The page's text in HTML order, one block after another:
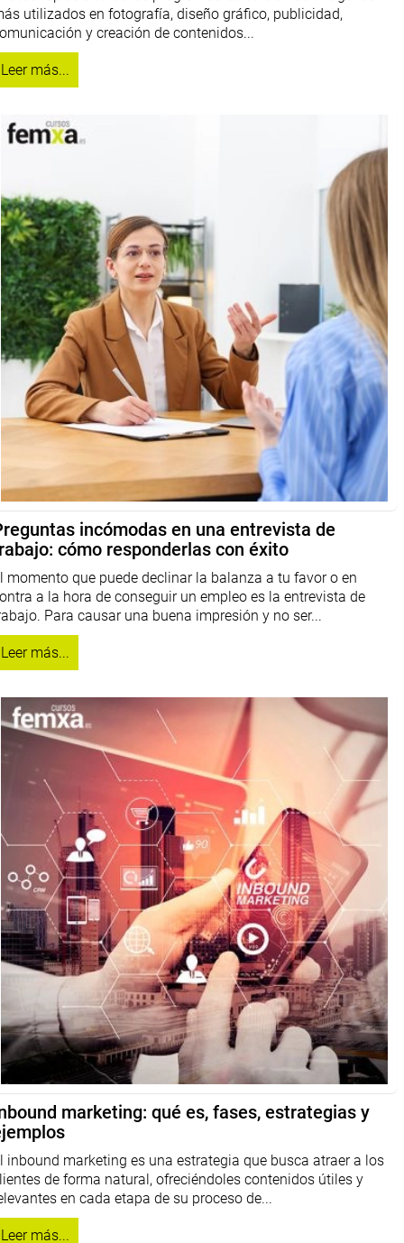
utilizados en fotografía, diseño gráfico, publicidad,
y creación de contenidos...
Leer más...
incómodas en una entrevista de
cómo responderlas con éxito
momento que puede declinar la balanza a tu favor o en
a la hora de conseguir un empleo es la entrevista de
Para causar una buena impresión y no ser...
Leer más...
marketing: qué es, fases, estrategias y
inbound marketing es una estrategia que busca atraer a los
de forma natural, ofreciéndoles contenidos útiles y
en cada etapa de su proceso de...
Leer más...